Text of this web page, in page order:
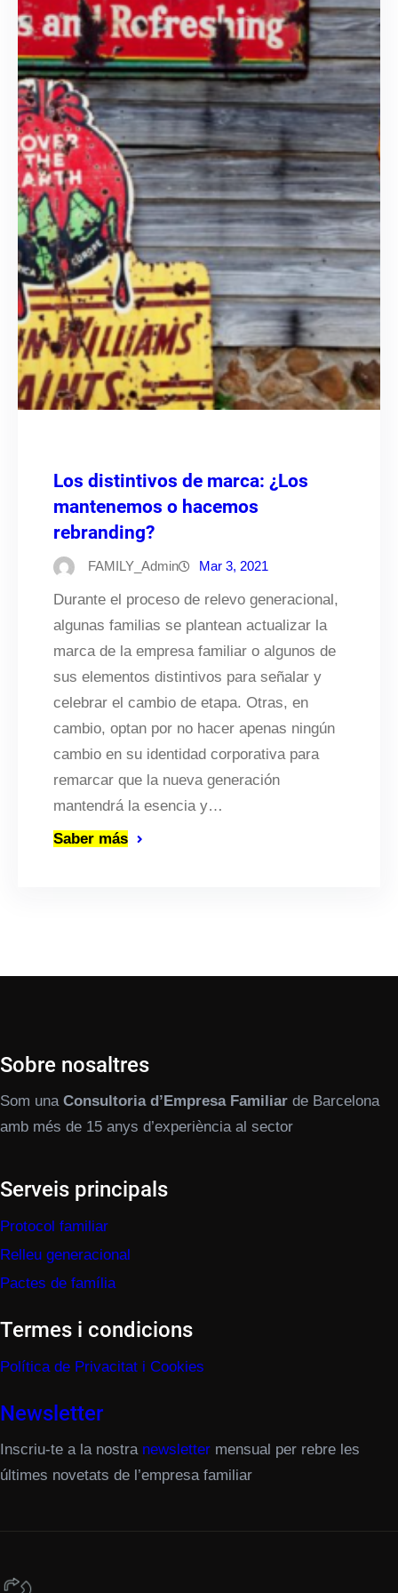
Los distintivos de marca: ¿Los
mantenemos o hacemos
rebranding?
FAMILY_Admin Mar 3, 2021
Durante el proceso de relevo generacional,
algunas familias se plantean actualizar la
marca de la empresa familiar o algunos de
sus elementos distintivos para señalar y
celebrar el cambio de etapa. Otras, en
cambio, optan por no hacer apenas ningún
cambio en su identidad corporativa para
remarcar que la nueva generación
mantendrá la esencia y…
Saber más
Sobre nosaltres
Som una Consultoria d’Empresa Familiar de Barcelona
amb més de 15 anys d’experiència al sector
Serveis principals
Protocol familiar
Relleu generacional
Pactes de família
Termes i condicions
Política de Privacitat i Cookies
Newsletter
Inscriu-te a la nostra newsletter mensual per rebre les
últimes novetats de l’empresa familiar